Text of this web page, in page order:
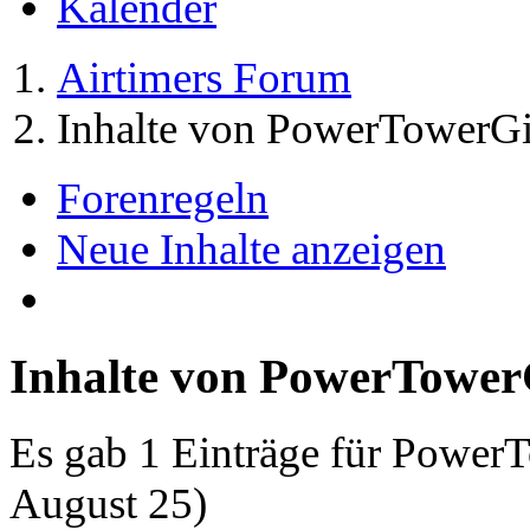
Airtimers Forum
Inhalte von
Forenregeln
Neue Inhalte anzeigen
Inhalte von
Es gab 1 Einträge für
August 25)